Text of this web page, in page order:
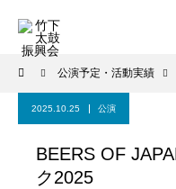
公演予定・活動実績
2025.10.25 公演
BEERS OF
ク2025